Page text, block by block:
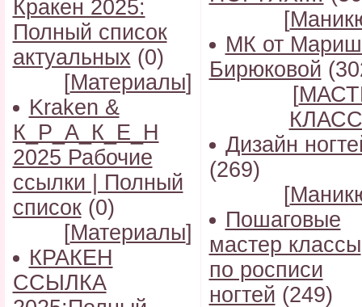
Кракен 2025:
Полный список
актуальных (0)
[Материалы]
Kraken &
К_Р_А_К_Е_Н
2025 Рабочие
ссылки | Полный
список (0)
[Материалы]
КРАКЕН
ССЫЛКА
[
МК от
Бирюковой
[
Дизайн
(269)
[
Пошаговые
мастер классы
по росписи
ногтей (249)